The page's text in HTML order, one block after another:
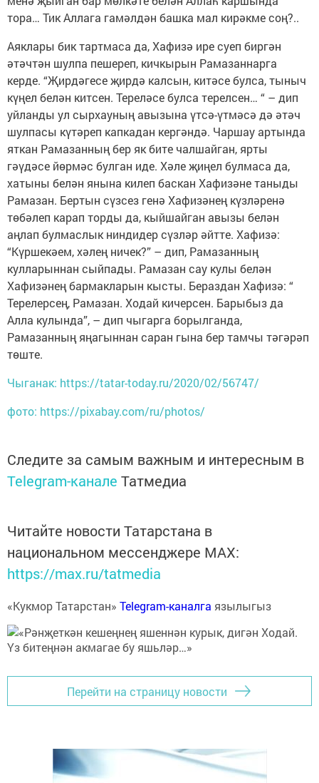
тора… Тик Аллага гамәлдән башка мал кирәкме соң?..
Аяклары бик тартмаса да, Хафизә ире суеп биргән
әтәчтән шулпа пешереп, кичкырын Рамазаннарга
керде. “Җирдәгесе җирдә калсын, китәсе булса, тыныч
күңел белән китсен. Тереләсе булса терелсен… “ – дип
уйланды ул сырхауның авызына үтсә-үтмәсә дә әтәч
шулпасы күтәреп капкадан кергәндә. Чаршау артында
яткан Рамазанның бер як бите чалшайган, ярты
гәүдәсе йөрмәс булган иде. Хәле җиңел булмаса да,
хатыны белән янына килеп баскан Хафизәне таныды
Рамазан. Бертын сүзсез генә Хафизәнең күзләренә
төбәлеп карап торды да, кыйшайган авызы белән
аңлап булмаслык ниндидер сүзләр әйтте. Хафизә:
“Күршекәем, хәлең ничек?” – дип, Рамазанның
кулларыннан сыйпады. Рамазан сау кулы белән
Хафизәнең бармакларын кысты. Бераздан Хафизә: “
Терелерсең, Рамазан. Ходай кичерсен. Барыбыз да
Алла кулында”, – дип чыгарга борылганда,
Рамазанның яңагыннан саран гына бер тамчы тәгәрәп
төште.
Чыганак: https://tatar-today.ru/2020/02/56747/
фото: https://pixabay.com/ru/photos/
Следите за самым важным и интересным в
Telegram-канале Татмедиа
Читайте новости Татарстана в
национальном мессенджере MАХ:
https://max.ru/tatmedia
«Кукмор Татарстан» Telegram-каналга язылыгыз
Перейти на страницу новости